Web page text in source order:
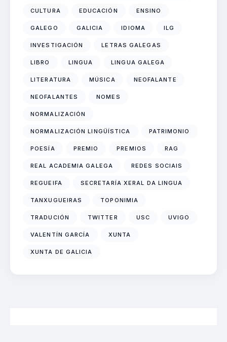
CULTURA EDUCACIÓN ENSINO
GALEGO GALICIA IDIOMA ILG
INVESTIGACIÓN LETRAS GALEGAS
LIBRO LINGUA LINGUA GALEGA
LITERATURA MÚSICA NEOFALANTE
NEOFALANTES NOMES
NORMALIZACIÓN
NORMALIZACIÓN LINGÜÍSTICA PATRIMONIO
POESÍA PREMIO PREMIOS RAG
REAL ACADEMIA GALEGA REDES SOCIAIS
REGUEIFA SECRETARÍA XERAL DA LINGUA
TANXUGUEIRAS TOPONIMIA
TRADUCIÓN TWITTER USC UVIGO
VALENTÍN GARCÍA XUNTA
XUNTA DE GALICIA